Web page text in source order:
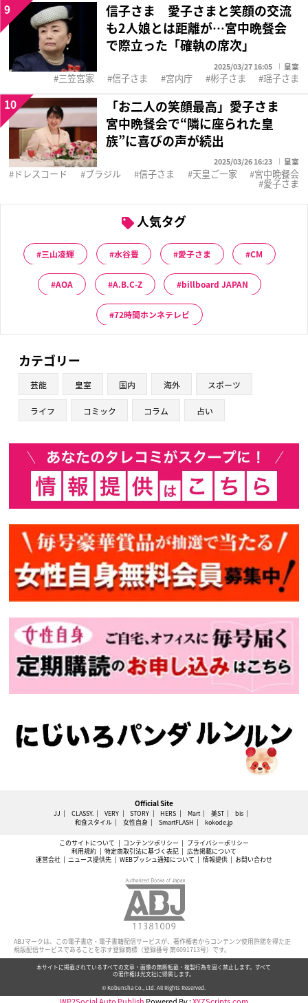
信子さま 愛子さまと笑顔の交流
も2人娘とは距離が…宮中晩餐会
で際立った「確執の席次」
2025/03/27 16:05 皇室
9
三笠宮家 信子さま 宮内庁 彬子さま 瑶子さま
「お二人の笑顔最高」愛子さま
宮中晩餐会で“隣に座られた皇
族”に喜びの声が続出
2025/03/26 16:23 皇室
10
ドレスコード ブラジル 信子さま 天皇ご一家 宮中晩餐会
愛子さま
人気タグ
三山凌輝 水谷豊 愛子さま CM
AOA A.B.C-Z billboard JAPAN
72時間ホンネテレビ
カテゴリー
芸能 皇室 国内 海外 スポーツ
ライフ コミック コラム 占い
Official Site
JJ CLASSY. VERY STORY HERS Mart 美ST
bis
和食スタイル
女性自身 SmartFLASH kokode.jp
このサイトについて コンテンツポリシー
プライバシーポリシー
利用規約
特定商取引法に基づく表記
広告掲載について
運営会社
ニュース提供先 WEBプッシュ通知について 情報提供 お問い合わせ
ABJマークは、この電子書店・電子書籍配信サービスが、著作権者からコンテンツ使用許諾を得た正
規版配信サービスであることを示す登録商標（登録番号 第6091713号）です。
本サイトに掲載されているすべての文章・画像の無断転載・複製行為を固く禁止します。すべて
の著作権は光文社に帰属します。
© Kobunsha Co., Ltd. All Rights Reserved.